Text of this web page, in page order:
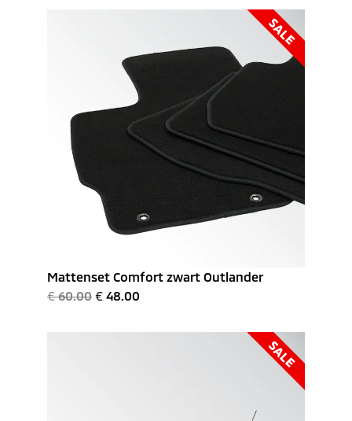
SALE
Mattenset Comfort zwart Outlander
€ 60.00 € 48.00
SALE